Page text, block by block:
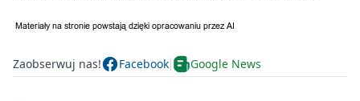
Zaobserwuj nas! Facebook Google News